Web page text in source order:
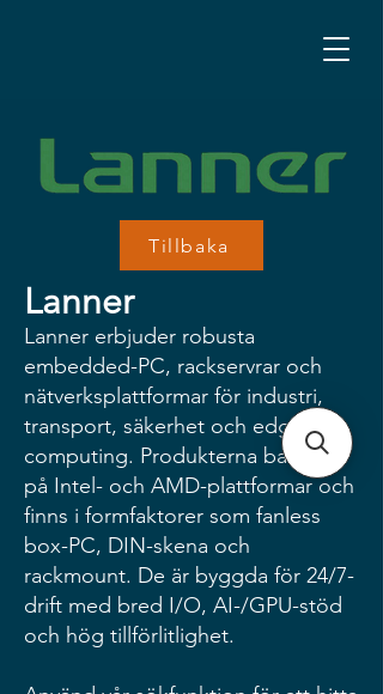
Tillbaka
Lanner
Lanner erbjuder robusta
embedded-PC, rackservrar och
nätverksplattformar för industri,
transport, säkerhet och edge
computing. Produkterna baseras
på Intel- och AMD-plattformar och
finns i formfaktorer som fanless
box-PC, DIN-skena och
rackmount. De är byggda för 24/7-
drift med bred I/O, AI-/GPU-stöd
och hög tillförlitlighet.